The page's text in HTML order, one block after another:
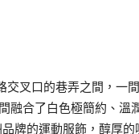
叉口的巷弄之間，一
融合了白色極簡約、溫
牌的運動服飾，醇厚